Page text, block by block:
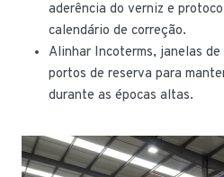
aderência do verniz e
calendário de correção.
Alinhar Incoterms, janelas
portos de reserva para
durante as épocas altas.